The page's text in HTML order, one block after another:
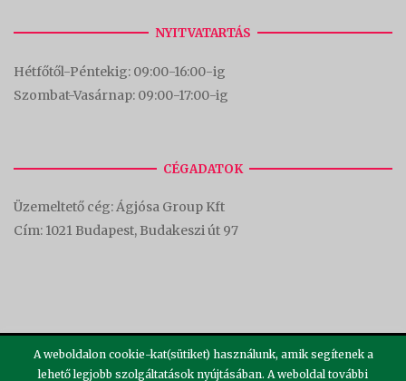
NYITVATARTÁS
Hétfőtől-Péntekig: 09:00-16:00-ig
Szombat-Vasárnap: 09:00-17:00-ig
CÉGADATOK
Üzemeltető cég: Ágjósa Group Kft
Cím: 1021 Budapest, Budakeszi út 97
A weboldalon cookie-kat(sütiket) használunk, amik segítenek a
lehető legjobb szolgáltatások nyújtásában. A weboldal további